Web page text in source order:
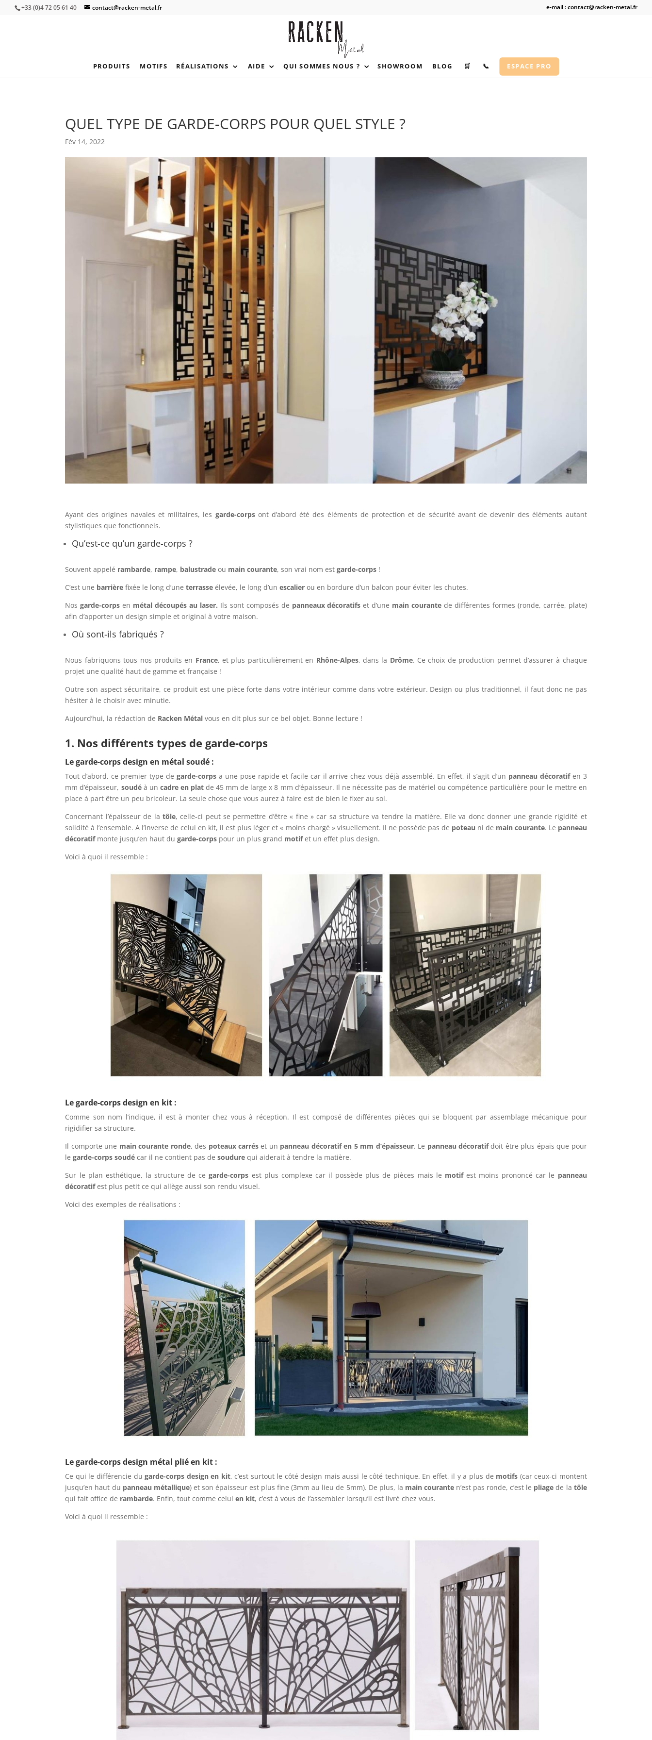
+33 (0)4 72 05 61 40 contact@racken-metal.fr e-mail : contact@racken-metal.fr
PRODUITS MOTIFS RÉALISATIONS AIDE QUI SOMMES NOUS ? SHOWROOM BLOG 🛒 📞 ESPACE PRO
QUEL TYPE DE GARDE-CORPS POUR QUEL STYLE ?
Fév 14, 2022
Ayant des origines navales et militaires, les garde-corpsont d’abord été des éléments de protection et de sécurité avant de devenir des éléments autant
stylistiques que fonctionnels.
Qu’est-ce qu’un garde-corps ?
Souvent appelé rambarde, rampe, balustrade ou main courante, son vrai nom estgarde-corps !
C’est une barrière fixée le long d’uneterrasse élevée, le long d’unescalier ou en bordure d’un balcon pour éviter les chutes.
Nosgarde-corps en métal découpés au laser. Ils sont composés de panneaux décoratifs et d’une main courante de différentes formes (ronde, carrée, plate)
afin d’apporter un design simple et original à votre maison.
Où sont-ils fabriqués ?
Nous fabriquons tous nos produits en France, et plus particulièrement en Rhône-Alpes, dans la Drôme. Ce choix de production permet d’assurer à chaque
projet une qualité haut de gamme et française !
Outre son aspect sécuritaire, ce produit est une pièce forte dans votre intérieur comme dans votre extérieur. Design ou plus traditionnel, il faut donc ne pas
hésiter à le choisir avec minutie.
Aujourd’hui, la rédaction de Racken Métal vous en dit plus sur ce bel objet. Bonne lecture !
1. Nos différents types de garde-corps
Le garde-corps design en métal soudé :
Tout d’abord, ce premier type degarde-corps a une pose rapide et facile car il arrive chez vous déjà assemblé. En effet, il s’agit d’un panneau décoratifen 3
mm d’épaisseur, soudéà un cadre en platde 45 mm de large x 8 mm d’épaisseur. Il ne nécessite pas de matériel ou compétence particulière pour le mettre en
place à part être un peu bricoleur. La seule chose que vous aurez à faire est de bien le fixer au sol.
Concernant l’épaisseur de la tôle, celle-ci peut se permettre d’être « fine » car sa structure va tendre la matière. Elle va donc donner une grande rigidité et
solidité à l’ensemble. A l’inverse de celui en kit, il est plus léger et « moins chargé » visuellement. Il ne possède pas de poteau ni de main courante. Le panneau
décoratifmonte jusqu’en haut dugarde-corps pour un plus grand motifet un effet plus design.
Voici à quoi il ressemble :
Le garde-corps design en kit :
Comme son nom l’indique, il est à monter chez vous à réception. Il est composé de différentes pièces qui se bloquent par assemblage mécanique pour
rigidifier sa structure.
Il comporte une main courante ronde, des poteaux carrés et un panneau décoratif en 5 mm d’épaisseur. Le panneau décoratifdoit être plus épais que pour
legarde-corps soudé car il ne contient pas desoudure qui aiderait à tendre la matière.
Sur le plan esthétique, la structure de cegarde-corps est plus complexe car il possède plus de pièces mais le motifest moins prononcé car le panneau
décoratifest plus petit ce qui allège aussi son rendu visuel.
Voici des exemples de réalisations :
Le garde-corps design métal plié en kit :
Ce qui le différencie dugarde-corps design en kit, c’est surtout le côté design mais aussi le côté technique. En effet, il y a plus de motifs (car ceux-ci montent
jusqu’en haut du panneau métallique) et son épaisseur est plus fine (3mm au lieu de 5mm). De plus, la main couranten’est pas ronde, c’est le pliage de la tôle
qui fait office de rambarde. Enfin, tout comme celui en kit, c’est à vous de l’assembler lorsqu’il est livré chez vous.
Voici à quoi il ressemble :